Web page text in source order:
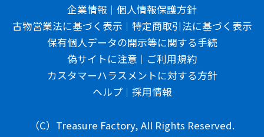
企業情報
個人情報保護方針
古物営業法に基づく表示
特定商取引法に基づく表示
保有個人データの開示等に関する手続
偽サイトに注意
ご利用規約
カスタマーハラスメントに対する方針
ヘルプ
採用情報
（C）Treasure Factory, All Rights Reserved.